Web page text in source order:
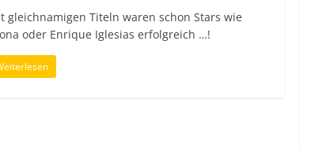
gleichnamigen Titeln waren schon Stars wie
oder Enrique Iglesias erfolgreich …!